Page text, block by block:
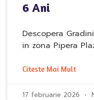
6 Ani
Descopera
in zona Pipera
Citeste Mai Mult
17 februarie 2026